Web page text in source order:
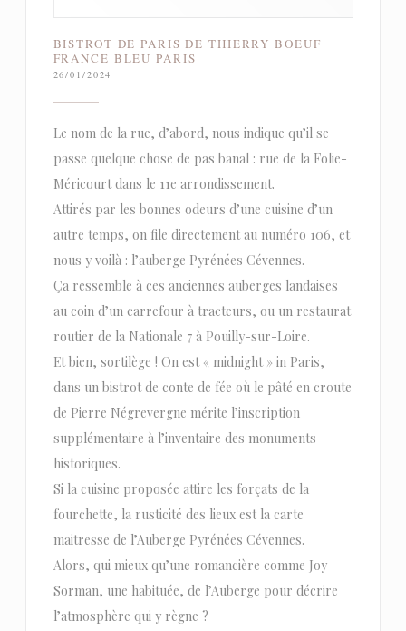
BISTROT DE PARIS DE THIERRY BOEUF
FRANCE BLEU PARIS
26/01/2024
Le nom de la rue, d’abord, nous indique qu’il se
passe quelque chose de pas banal : rue de la Folie-
Méricourt dans le 11e arrondissement.
Attirés par les bonnes odeurs d’une cuisine d’un
autre temps, on file directement au numéro 106, et
nous y voilà : l’auberge Pyrénées Cévennes.
Ça ressemble à ces anciennes auberges landaises
au coin d’un carrefour à tracteurs, ou un restaurat
routier de la Nationale 7 à Pouilly-sur-Loire.
Et bien, sortilège ! On est « midnight » in Paris,
dans un bistrot de conte de fée où le pâté en croute
de Pierre Négrevergne mérite l’inscription
supplémentaire à l’inventaire des monuments
historiques.
Si la cuisine proposée attire les forçats de la
fourchette, la rusticité des lieux est la carte
maitresse de l’Auberge Pyrénées Cévennes.
Alors, qui mieux qu’une romancière comme Joy
Sorman, une habituée, de l’Auberge pour décrire
l’atmosphère qui y règne ?